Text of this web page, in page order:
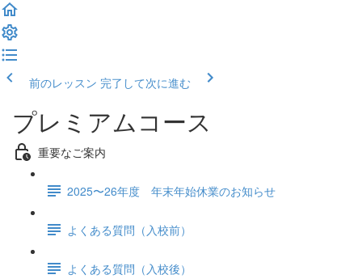
前のレッスン 完了して次に進む
プレミアムコース
重要なご案内
2025〜26年度 年末年始休業のお知らせ
よくある質問（入校前）
よくある質問（入校後）